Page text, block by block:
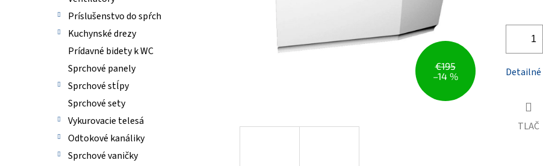
Príslušenstvo do spŕch
Kuchynské drezy
Prídavné bidety k WC
Sprchové panely
Sprchové stĺpy
Sprchové sety
Vykurovacie telesá
Odtokové kanáliky
Sprchové vaničky
€195
–14 %
TLAČ